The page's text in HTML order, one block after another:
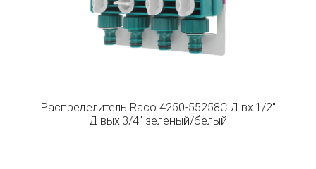
Распределитель Raco 4250-55258C Д.вх.1/2"
Д.вых.3/4" зеленый/белый